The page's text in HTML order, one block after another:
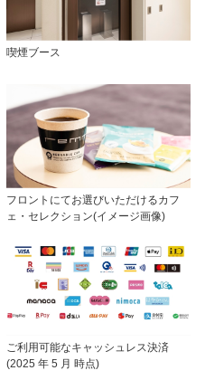
喫煙ブース
フロントにてお選びいただけるカフ
ェ・セレクション(イメージ画像)
ご利用可能なキャッシュレス決済
(2025 年 5 月 時点)